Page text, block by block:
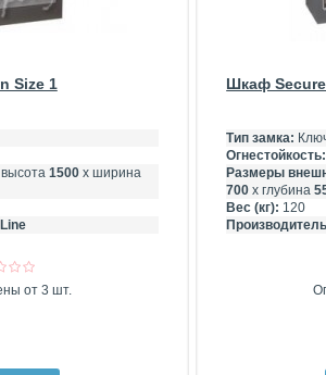
Size 1
высота 1500х ширина
от 3 шт.
Шкаф
Тип замка:
Огнестойкость:
Размеры
700 х глубина
Вес (кг): 120